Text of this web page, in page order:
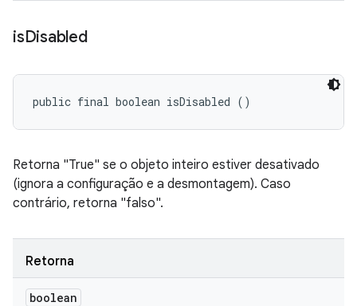
isDisabled
public final boolean isDisabled ()
Retorna "True" se o objeto inteiro estiver desativado
(ignora a configuração e a desmontagem). Caso
contrário, retorna "falso".
Retorna
boolean